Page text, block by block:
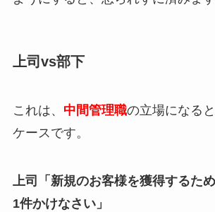
上司vs部下
これは、 中間管理職の立場になる
ケースです。
上司「新規のお客様を獲得するた
1件かけなさい」